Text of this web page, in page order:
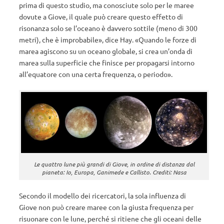
prima di questo studio, ma conosciute solo per le maree
dovute a Giove, il quale può creare questo effetto di
risonanza solo se l’oceano è davvero sottile (meno di 300
metri), che è improbabile», dice Hay. «Quando le forze di
marea agiscono su un oceano globale, si crea un’onda di
marea sulla superficie che finisce per propagarsi intorno
all’equatore con una certa frequenza, o periodo».
Le quattro lune più grandi di Giove, in ordine di distanza dal
pianeta: Io, Europa, Ganimede e Callisto. Crediti: Nasa
Secondo il modello dei ricercatori, la sola influenza di
Giove non può creare maree con la giusta frequenza per
risuonare con le lune, perché si ritiene che gli oceani delle